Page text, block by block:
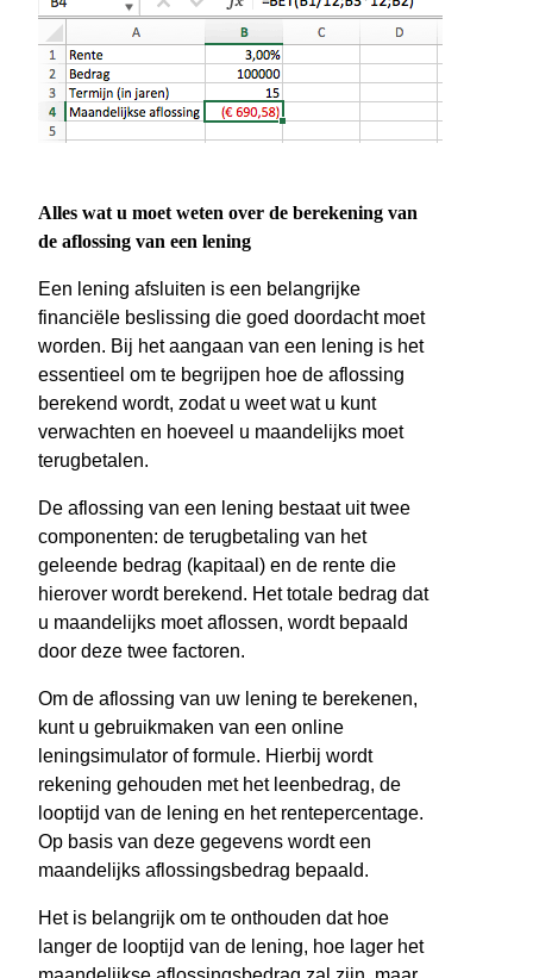
Alles wat u moet weten over de berekening van
de aflossing van een lening
Een lening afsluiten is een belangrijke
financiële beslissing die goed doordacht moet
worden. Bij het aangaan van een lening is het
essentieel om te begrijpen hoe de aflossing
berekend wordt, zodat u weet wat u kunt
verwachten en hoeveel u maandelijks moet
terugbetalen.
De aflossing van een lening bestaat uit twee
componenten: de terugbetaling van het
geleende bedrag (kapitaal) en de rente die
hierover wordt berekend. Het totale bedrag dat
u maandelijks moet aflossen, wordt bepaald
door deze twee factoren.
Om de aflossing van uw lening te berekenen,
kunt u gebruikmaken van een online
leningsimulator of formule. Hierbij wordt
rekening gehouden met het leenbedrag, de
looptijd van de lening en het rentepercentage.
Op basis van deze gegevens wordt een
maandelijks aflossingsbedrag bepaald.
Het is belangrijk om te onthouden dat hoe
langer de looptijd van de lening, hoe lager het